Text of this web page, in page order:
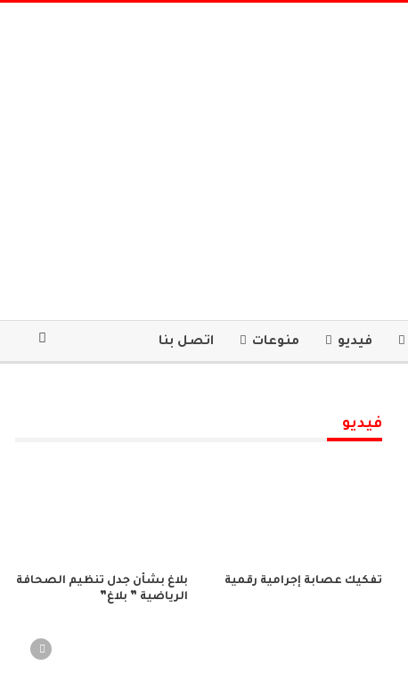
فيديو منوعات اتصل بنا
فيديو
تفكيك عصابة إجرامية رقمية
بلاغ بشأن جدل تنظيم الصحافة
الرياضية ” بلاغ”